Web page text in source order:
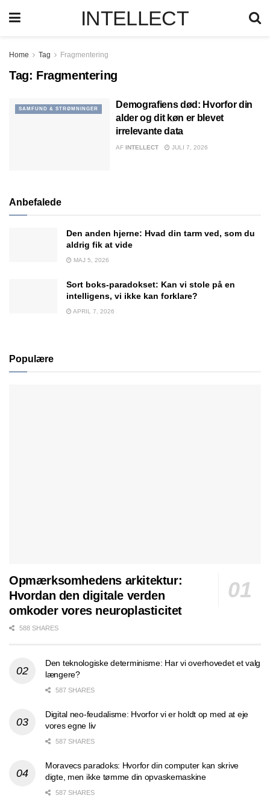
INTELLECT
Home Tag Fragmentering
Tag: Fragmentering
SAMFUND & STRØMNINGER
Demografiens død: Hvorfor din
alder og dit køn er blevet
irrelevante data
AF INTELLECT JULI 7, 2026
Anbefalede
Den anden hjerne: Hvad din tarm ved, som du
aldrig fik at vide
MAJ 5, 2026
Sort boks-paradokset: Kan vi stole på en
intelligens, vi ikke kan forklare?
APRIL 7, 2026
Populære
Opmærksomhedens arkitektur:
Hvordan den digitale verden
omkoder vores neuroplasticitet
588 SHARES
Den teknologiske determinisme: Har vi overhovedet et valg
længere?
587 SHARES
Digital neo-feudalisme: Hvorfor vi er holdt op med at eje
vores egne liv
587 SHARES
Moravecs paradoks: Hvorfor din computer kan skrive
digte, men ikke tømme din opvaskemaskine
587 SHARES